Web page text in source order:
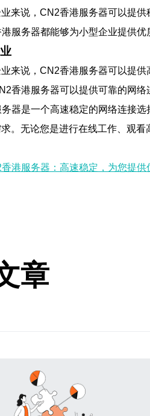
来说，CN2香港服务器可以提
服务器都能够为小型企业提供优
来说，CN2香港服务器可以提
香港服务器可以提供可靠的网络
器是一个高速稳定的网络连接
。无论您是进行在线工作、观
港服务器：高速稳定，为您提供
章